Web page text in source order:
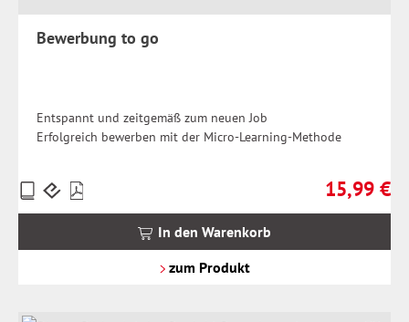
Bewerbung to go
Entspannt und zeitgemäß zum neuen Job
Erfolgreich bewerben mit der Micro-Learning-Methode
Regulärer
15,99 €
Preise
inkl.
In den Warenkorb
zum Produkt